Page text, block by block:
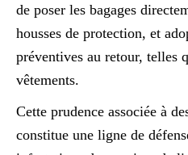
de poser les bagages
housses de protection, et
préventives au retour, telles
vêtements.
Cette prudence associée à
constitue une ligne de